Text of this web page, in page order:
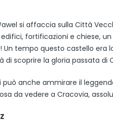
si affaccia sulla Città
fortificazioni e chiese,
tempo questo castello era
scoprire la gloria passata di
può anche ammirare il
da vedere a Cracovia,